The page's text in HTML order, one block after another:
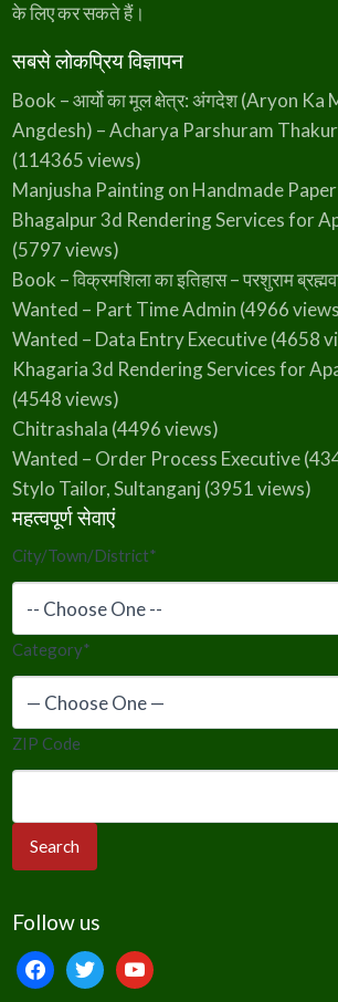
के लिए कर सकते हैं।
सबसे लोकप्रिय विज्ञापन
Book – आर्यो का मूल क्षेत्र: अंगदेश (Aryon
Angdesh) – Acharya Parshuram
(114365 views)
Manjusha Painting on Handmade Paper
Bhagalpur 3d Rendering Services for
(5797 views)
Book – विक्रमशिला का इतिहास – परशुराम
Wanted – Part Time Admin (4966
Wanted – Data Entry Executive(4658
Khagaria 3d Rendering Services for
(4548 views)
Chitrashala (4496 views)
Wanted – Order Process Executive
Stylo Tailor, Sultanganj (3951 views)
महत्वपूर्ण सेवाएं
City/Town/District*
Category*
ZIP Code
Follow us
facebooktwitteryoutube